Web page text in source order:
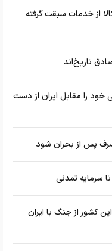
از خدمات سبقت گرفته
تاریخ‌اند
خود را مقابل ایران از دست
صرف پس از بحران شود
تا سرمایه تمدنی
این کشور از جنگ با ایران